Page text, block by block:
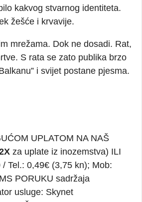
kakvog stvarnog identiteta.
žešće i krvavije.
mrežama. Dok ne dosadi. Rat,
S rata se zato publika brzo
i svijet postane pjesma.
UPLATOM NA NAŠ
za uplate iz inozemstva) ILI
/ Tel.: 0,49€ (3,75 kn); Mob:
PORUKU sadržaja
usluge: Skynet